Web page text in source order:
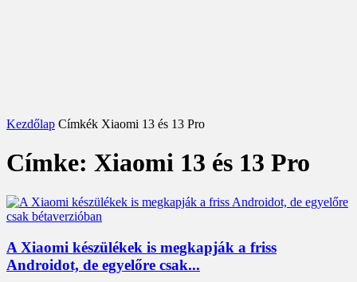
Kezdőlap Címkék Xiaomi 13 és 13 Pro
Címke: Xiaomi 13 és 13 Pro
A Xiaomi készülékek is megkapják a friss
Androidot, de egyelőre csak...